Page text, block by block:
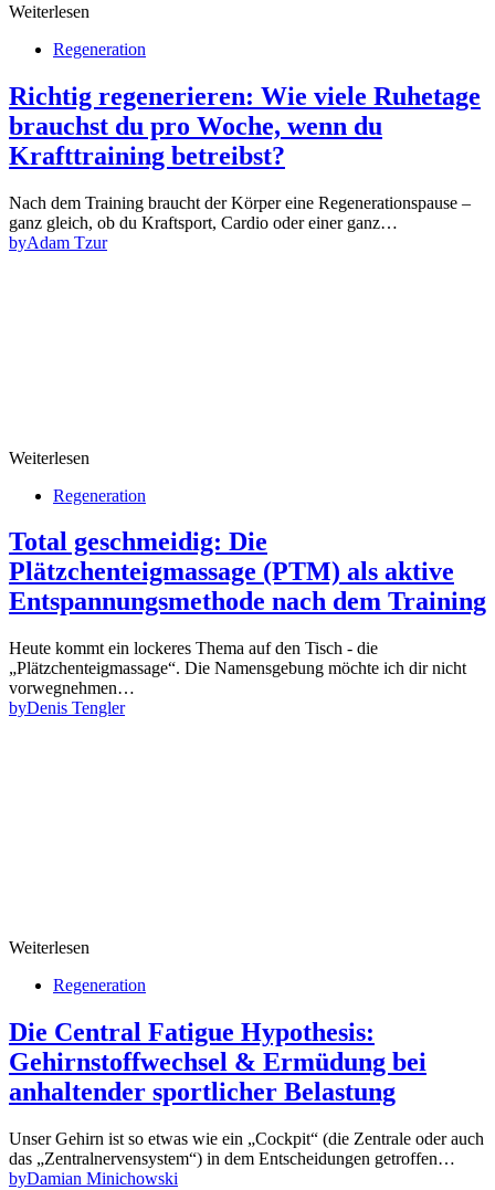
Weiterlesen
Regeneration
Richtig regenerieren: Wie viele Ruhetage
brauchst du pro Woche, wenn du
Krafttraining betreibst?
Nach dem Training braucht der Körper eine Regenerationspause –
ganz gleich, ob du Kraftsport, Cardio oder einer ganz…
byAdam Tzur
Weiterlesen
Regeneration
Total geschmeidig: Die
Plätzchenteigmassage (PTM) als aktive
Entspannungsmethode nach dem Training
Heute kommt ein lockeres Thema auf den Tisch - die
„Plätzchenteigmassage“. Die Namensgebung möchte ich dir nicht
vorwegnehmen…
byDenis Tengler
Weiterlesen
Regeneration
Die Central Fatigue Hypothesis:
Gehirnstoffwechsel & Ermüdung bei
anhaltender sportlicher Belastung
Unser Gehirn ist so etwas wie ein „Cockpit“ (die Zentrale oder auch
das „Zentralnervensystem“) in dem Entscheidungen getroffen…
byDamian Minichowski